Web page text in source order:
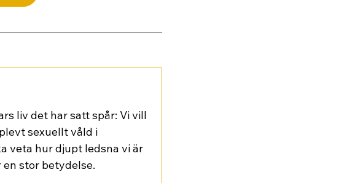
liv det har satt spår: Vi vill
sexuellt våld i
veta hur djupt ledsna vi är
stor betydelse.